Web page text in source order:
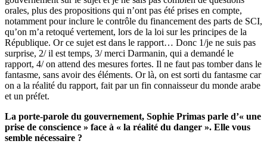
orales, plus des propositions qui n’ont pas été prises en compte,
notamment pour inclure le contrôle du financement des parts de SCI,
qu’on m’a retoqué vertement, lors de la loi sur les principes de la
République. Or ce sujet est dans le rapport… Donc 1/je ne suis pas
surprise, 2/ il est temps, 3/ merci Darmanin, qui a demandé le
rapport, 4/ on attend des mesures fortes. Il ne faut pas tomber dans le
fantasme, sans avoir des éléments. Or là, on est sorti du fantasme car
on a la réalité du rapport, fait par un fin connaisseur du monde arabe
et un préfet.
La porte-parole du gouvernement, Sophie Primas parle d’« une
prise de conscience » face à « la réalité du danger ». Elle vous
semble nécessaire ?